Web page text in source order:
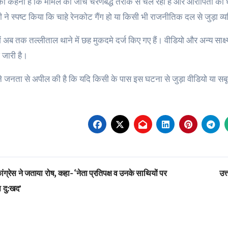
ने स्पष्ट किया कि चाहे रेनकोट गैंग हो या किसी भी राजनीतिक दल से जुड़ा
तक तल्लीताल थाने में छह मुकदमे दर्ज किए गए हैं। वीडियो और अन्य
जारी है।
जनता से अपील की है कि यदि किसी के पास इस घटना से जुड़ा वीडियो या
ने जताया रोष, कहा- ‘नेता प्रतिपक्ष व उनके साथियों पर
दु:खद’